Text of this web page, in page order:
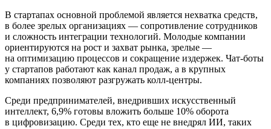
В стартапах основной проблемой является нехватка средств,
в более зрелых организациях — сопротивление сотрудников
и сложность интеграции технологий. Молодые компании
ориентируются на рост и захват рынка, зрелые —
на оптимизацию процессов и сокращение издержек. Чат-боты
у стартапов работают как канал продаж, а в крупных
компаниях позволяют разгружать колл-центры.
Среди предпринимателей, внедривших искусственный
интеллект, 6,9% готовы вложить больше 10% оборота
в цифровизацию. Среди тех, кто еще не внедрял ИИ, таких